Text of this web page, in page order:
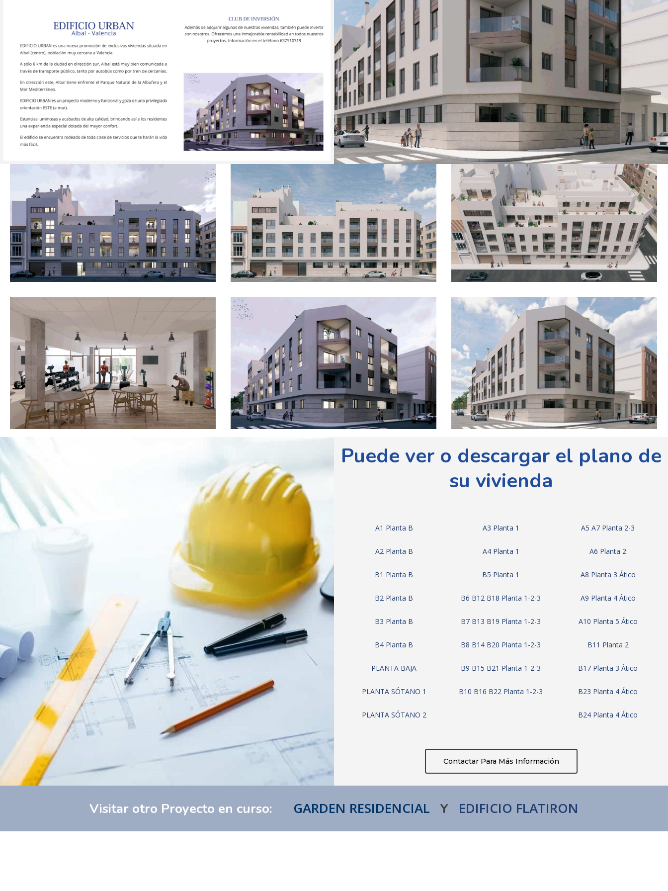
Puede ver o descargar el plano de
su vivienda
A1 Planta B
A2 Planta B
B1 Planta B
B2 Planta B
B3 Planta B
B4 Planta B
PLANTA BAJA
PLANTA SÓTANO 1
PLANTA SÓTANO 2
A3 Planta 1
A4 Planta 1
B5 Planta 1
B6 B12 B18 Planta 1-2-3
B7 B13 B19 Planta 1-2-3
B8 B14 B20 Planta 1-2-3
B9 B15 B21 Planta 1-2-3
B10 B16 B22 Planta 1-2-3
A5 A7 Planta 2-3
A6 Planta 2
A8 Planta 3 Ático
A9 Planta 4 Ático
A10 Planta 5 Ático
B11 Planta 2
B17 Planta 3 Ático
B23 Planta 4 Ático
B24 Planta 4 Ático
Contactar Para Más Información
Visitar otro Proyecto en curso: GARDEN RESIDENCIAL Y EDIFICIO FLATIRON